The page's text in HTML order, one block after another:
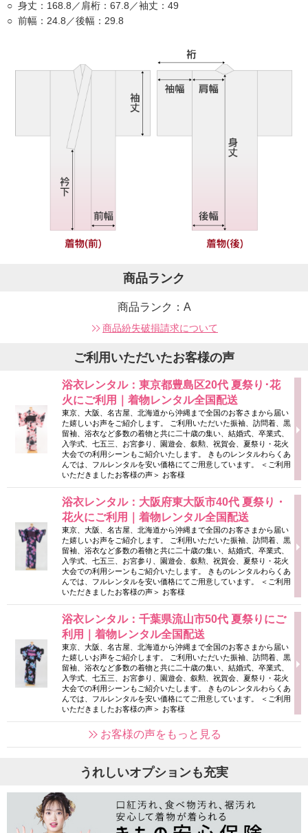
身丈：168.8／肩桁：67.8／袖丈：49
前幅：24.8／後幅：29.8
商品ランク
商品ランク：A
商品紛失破損請求について
ご利用いただいたお客様の声
浴衣レンタル：東京都豊島区20代 夏祭り･花
火にご利用｜着物レンタル全国配送
東京、大阪、名古屋、北海道から沖縄まで全国のお客さまから届い
た嬉しいお声をご紹介します。 ご利用いただいた振袖、訪問着、黒
留袖、浴衣など多数の着物と共に二十歳の集い、結婚式、卒業式、
入学式、七五三、お宮参り、園遊会、叙勲、祝賀会、夏祭り・花火
大会での利用シーンもご紹介いたします。 きものレンタルわらくあ
んでは、フルレンタルを安い価格にてご用意しています。 ＜ご利用
いただきましたお客様の声＞ お客様
浴衣レンタル：大阪府東大阪市40代 夏祭り・
花火にご利用｜着物レンタル全国配送
東京、大阪、名古屋、北海道から沖縄まで全国のお客さまから届い
た嬉しいお声をご紹介します。 ご利用いただいた振袖、訪問着、黒
留袖、浴衣など多数の着物と共に二十歳の集い、結婚式、卒業式、
入学式、七五三、お宮参り、園遊会、叙勲、祝賀会、夏祭り・花火
大会での利用シーンもご紹介いたします。 きものレンタルわらくあ
んでは、フルレンタルを安い価格にてご用意しています。 ＜ご利用
いただきましたお客様の声＞ お客様
浴衣レンタル：千葉県流山市50代 夏祭りにご
利用｜着物レンタル全国配送
東京、大阪、名古屋、北海道から沖縄まで全国のお客さまから届い
た嬉しいお声をご紹介します。 ご利用いただいた振袖、訪問着、黒
留袖、浴衣など多数の着物と共に二十歳の集い、結婚式、卒業式、
入学式、七五三、お宮参り、園遊会、叙勲、祝賀会、夏祭り・花火
大会での利用シーンもご紹介いたします。 きものレンタルわらくあ
んでは、フルレンタルを安い価格にてご用意しています。 ＜ご利用
いただきましたお客様の声＞ お客様
お客様の声をもっと見る
うれしいオプションも充実